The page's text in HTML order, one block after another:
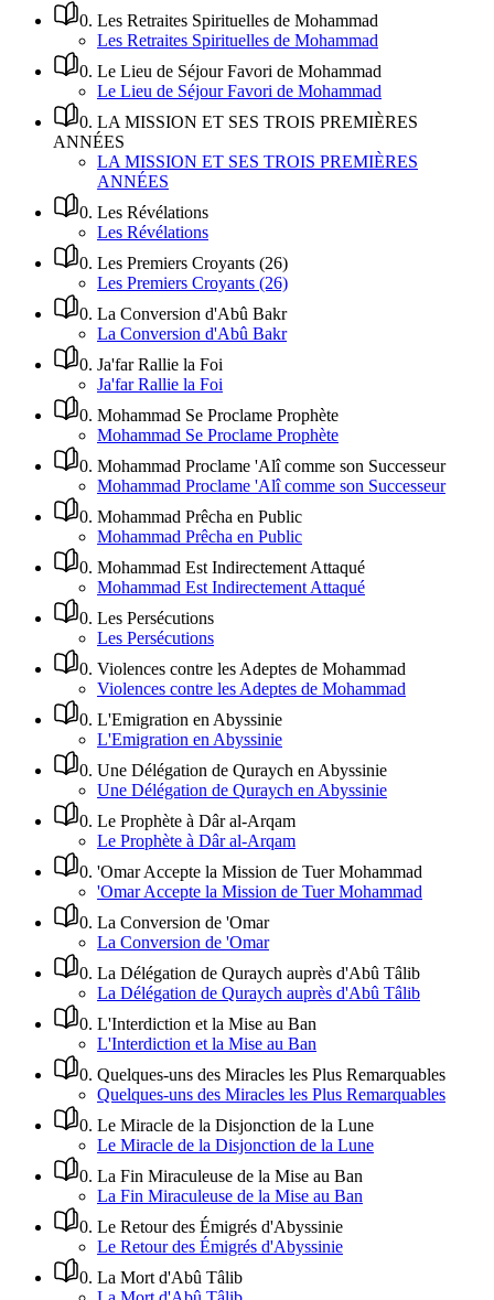
0. Les Retraites Spirituelles de Mohammad
Les Retraites Spirituelles de Mohammad
0. Le Lieu de Séjour Favori de Mohammad
Le Lieu de Séjour Favori de Mohammad
0. LA MISSION ET SES TROIS PREMIÈRES
ANNÉES
LA MISSION ET SES TROIS PREMIÈRES
ANNÉES
0. Les Révélations
Les Révélations
0. Les Premiers Croyants (26)
Les Premiers Croyants (26)
0. La Conversion d'Abû Bakr
La Conversion d'Abû Bakr
0. Ja'far Rallie la Foi
Ja'far Rallie la Foi
0. Mohammad Se Proclame Prophète
Mohammad Se Proclame Prophète
0. Mohammad Proclame 'Alî comme son Successeur
Mohammad Proclame 'Alî comme son Successeur
0. Mohammad Prêcha en Public
Mohammad Prêcha en Public
0. Mohammad Est Indirectement Attaqué
Mohammad Est Indirectement Attaqué
0. Les Persécutions
Les Persécutions
0. Violences contre les Adeptes de Mohammad
Violences contre les Adeptes de Mohammad
0. L'Emigration en Abyssinie
L'Emigration en Abyssinie
0. Une Délégation de Quraych en Abyssinie
Une Délégation de Quraych en Abyssinie
0. Le Prophète à Dâr al-Arqam
Le Prophète à Dâr al-Arqam
0. 'Omar Accepte la Mission de Tuer Mohammad
'Omar Accepte la Mission de Tuer Mohammad
0. La Conversion de 'Omar
La Conversion de 'Omar
0. La Délégation de Quraych auprès d'Abû Tâlib
La Délégation de Quraych auprès d'Abû Tâlib
0. L'Interdiction et la Mise au Ban
L'Interdiction et la Mise au Ban
0. Quelques-uns des Miracles les Plus Remarquables
Quelques-uns des Miracles les Plus Remarquables
0. Le Miracle de la Disjonction de la Lune
Le Miracle de la Disjonction de la Lune
0. La Fin Miraculeuse de la Mise au Ban
La Fin Miraculeuse de la Mise au Ban
0. Le Retour des Émigrés d'Abyssinie
Le Retour des Émigrés d'Abyssinie
0. La Mort d'Abû Tâlib